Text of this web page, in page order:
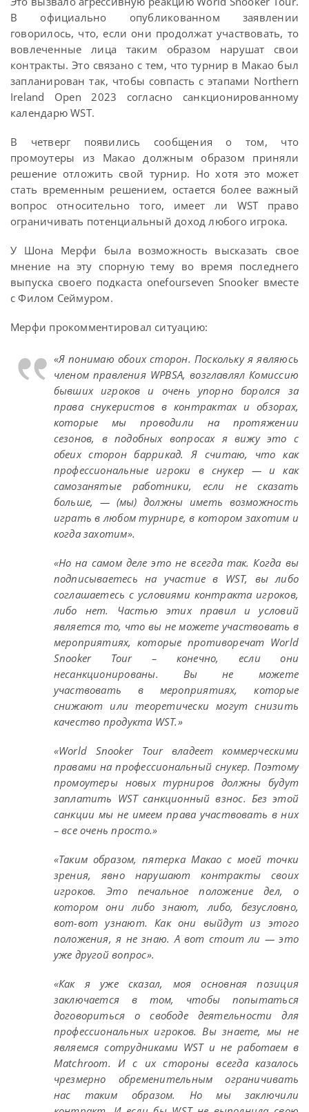
В официально опубликованном заявлении
говорилось, что, если они продолжат участвовать, то
вовлеченные лица таким образом нарушат свои
контракты. Это связано с тем, что турнир в Макао был
запланирован так, чтобы совпасть с этапами Northern
Ireland Open 2023 согласно санкционированному
календарю WST.
В четверг появились сообщения о том, что
промоутеры из Макао должным образом приняли
решение отложить свой турнир. Но хотя это может
стать временным решением, остается более важный
вопрос относительно того, имеет ли WST право
ограничивать потенциальный доход любого игрока.
У Шона Мерфи была возможность высказать свое
мнение на эту спорную тему во время последнего
выпуска своего подкаста onefourseven Snooker вместе
с Филом Сеймуром.
Мерфи прокомментировал ситуацию:
«Я понимаю обоих сторон. Поскольку я являюсь
членом правления WPBSA, возглавлял Комиссию
бывших игроков и очень упорно боролся за
права снукеристов в контрактах и обзорах,
которые мы проводили на протяжении
сезонов, в подобных вопросах я вижу это с
обеих сторон баррикад. Я считаю, что как
профессиональные игроки в снукер — и как
самозанятые работники, если не сказать
больше, — (мы) должны иметь возможность
играть в любом турнире, в котором захотим и
когда захотим».
«Но на самом деле это не всегда так. Когда вы
подписываетесь на участие в WST, вы либо
соглашаетесь с условиями контракта игроков,
либо нет. Частью этих правил и условий
является то, что вы не можете участвовать в
мероприятиях, которые противоречат World
Snooker Tour – конечно, если они
несанкционированы. Вы не можете
участвовать в мероприятиях, которые
снижают или теоретически могут снизить
качество продукта WST.»
«World Snooker Tour владеет коммерческими
правами на профессиональный снукер. Поэтому
промоутеры новых турниров должны будут
заплатить WST санкционный взнос. Без этой
санкции мы не имеем права участвовать в них
– все очень просто.»
«Таким образом, пятерка Макао с моей точки
зрения, явно нарушают контракты своих
игроков. Это печальное положение дел, о
котором они либо знают, либо, безусловно,
вот-вот узнают. Как они выйдут из этого
положения, я не знаю. А вот стоит ли — это
уже другой вопрос».
«Как я уже сказал, моя основная позиция
заключается в том, чтобы попытаться
договориться о свободе деятельности для
профессиональных игроков. Вы знаете, мы не
являемся сотрудниками WST и не работаем в
Matchroom. И с их стороны всегда казалось
чрезмерно обременительным ограничивать
нас таким образом. Но мы заключили